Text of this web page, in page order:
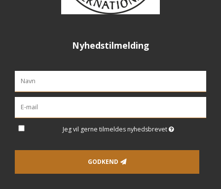
Nyhedstilmelding
Jeg vil gerne tilmeldes nyhedsbrevet
GODKEND